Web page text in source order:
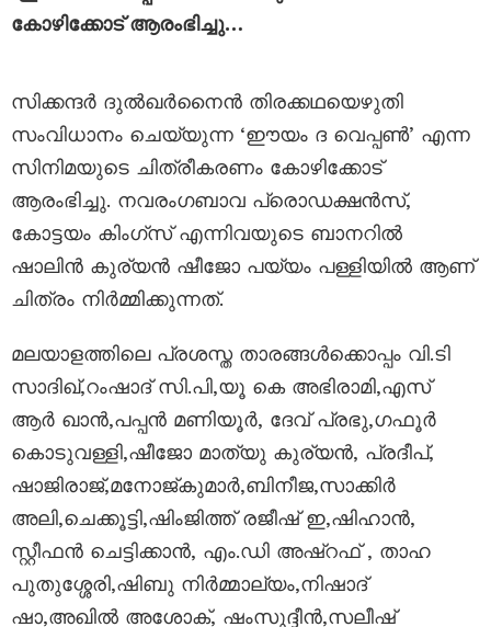
കോഴിക്കോട് ആരംഭിച്ചു…
സിക്കന്ദർ ദുൽഖർനൈൻ തിരക്കഥയെഴുതി
സംവിധാനം ചെയ്യുന്ന ‘ഈയം ദ വെപ്പൺ’ എന്ന
സിനിമയുടെ ചിത്രീകരണം കോഴിക്കോട്
ആരംഭിച്ചു. നവരംഗബാവ പ്രൊഡക്ഷൻസ്,
കോട്ടയം കിംഗ്സ് എന്നിവയുടെ ബാനറിൽ
ഷാലിൻ കുര്യൻ ഷീജോ പയ്യം പള്ളിയിൽ ആണ്
ചിത്രം നിർമ്മിക്കുന്നത്.
മലയാളത്തിലെ പ്രശസ്ത താരങ്ങൾക്കൊപ്പം വി.ടി
സാദിഖ്,റംഷാദ് സി.പി,യൂ കെ അഭിരാമി,എസ്
ആർ ഖാൻ,പപ്പൻ മണിയൂർ, ദേവ് പ്രഭു,ഗഫൂർ
കൊടുവള്ളി,ഷീജോ മാത്യു കുര്യൻ, പ്രദീപ്,
ഷാജിരാജ്,മനോജ്കുമാർ,ബിനീജ,സാക്കിർ
അലി,ചെക്കൂട്ടി,ഷിംജിത്ത് രജീഷ് ഇ,ഷിഹാൻ,
സ്റ്റീഫൻ ചെട്ടിക്കാൻ, എം.ഡി അഷ്റഫ് , താഹ
പുതുശ്ശേരി,ഷിബു നിർമ്മാല്യം,നിഷാദ്
ഷാ,അഖിൽ അശോക്, ഷംസുദ്ദീൻ,സലീഷ്